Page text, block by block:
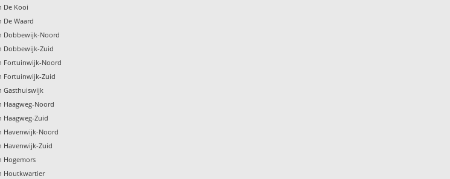
De Kooi
De Waard
Dobbewijk-Noord
Dobbewijk-Zuid
Fortuinwijk-Noord
Fortuinwijk-Zuid
Gasthuiswijk
Haagweg-Noord
Haagweg-Zuid
Havenwijk-Noord
Havenwijk-Zuid
Hogemors
Houtkwartier